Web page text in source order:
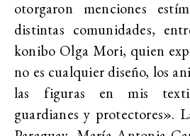
otorgaron menciones
distintas comunidades,
konibo Olga Mori, quien
no es cualquier diseño, los
las figuras en mis
guardianes y protectores».